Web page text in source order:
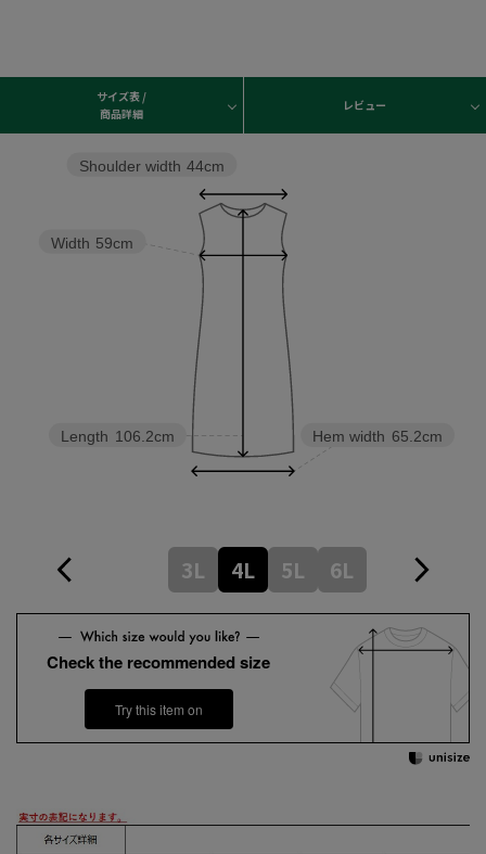
サイズ表 /
商品詳細
レビュー
Hem width 65.2cm
Length 106.2cm
Width 59cm
Shoulder width 44cm
3L 4L 5L 6L
Check the recommended size
Try this item on